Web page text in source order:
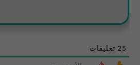
25 تعليقات